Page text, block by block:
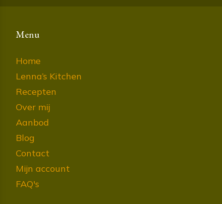
Menu
Home
Lenna’s Kitchen
Recepten
Over mij
Aanbod
Blog
Contact
Mijn account
FAQ's